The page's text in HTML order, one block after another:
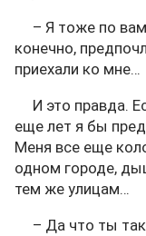
– Я тоже по
конечно,
приехали ко мне…
И это правда.
еще лет я бы
Меня все еще
одном городе,
тем же улицам…
– Да что ты